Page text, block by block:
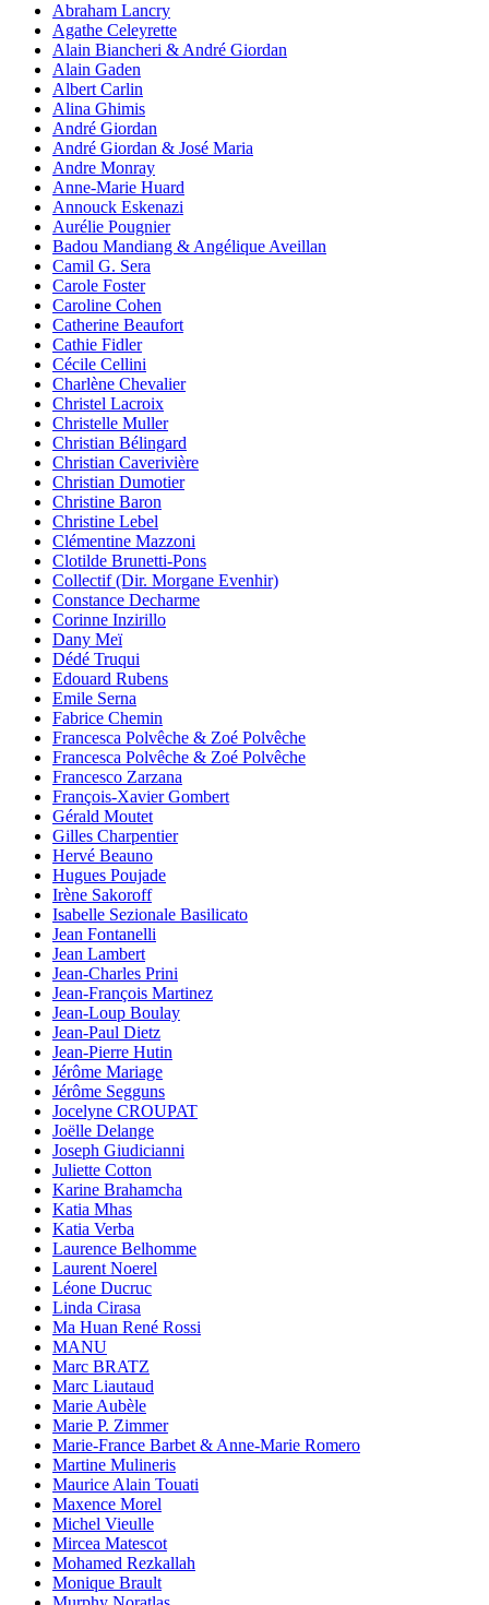
Abraham Lancry
Agathe Celeyrette
Alain Biancheri & André Giordan
Alain Gaden
Albert Carlin
Alina Ghimis
André Giordan
André Giordan & José Maria
Andre Monray
Anne-Marie Huard
Annouck Eskenazi
Aurélie Pougnier
Badou Mandiang & Angélique Aveillan
Camil G. Sera
Carole Foster
Caroline Cohen
Catherine Beaufort
Cathie Fidler
Cécile Cellini
Charlène Chevalier
Christel Lacroix
Christelle Muller
Christian Bélingard
Christian Caverivière
Christian Dumotier
Christine Baron
Christine Lebel
Clémentine Mazzoni
Clotilde Brunetti-Pons
Collectif (Dir. Morgane Evenhir)
Constance Decharme
Corinne Inzirillo
Dany Meï
Dédé Truqui
Edouard Rubens
Emile Serna
Fabrice Chemin
Francesca Polvêche & Zoé Polvêche
Francesca Polvêche & Zoé Polvêche
Francesco Zarzana
François-Xavier Gombert
Gérald Moutet
Gilles Charpentier
Hervé Beauno
Hugues Poujade
Irène Sakoroff
Isabelle Sezionale Basilicato
Jean Fontanelli
Jean Lambert
Jean-Charles Prini
Jean-François Martinez
Jean-Loup Boulay
Jean-Paul Dietz
Jean-Pierre Hutin
Jérôme Mariage
Jérôme Segguns
Jocelyne CROUPAT
Joëlle Delange
Joseph Giudicianni
Juliette Cotton
Karine Brahamcha
Katia Mhas
Katia Verba
Laurence Belhomme
Laurent Noerel
Léone Ducruc
Linda Cirasa
Ma Huan René Rossi
MANU
Marc BRATZ
Marc Liautaud
Marie Aubèle
Marie P. Zimmer
Marie-France Barbet & Anne-Marie Romero
Martine Mulineris
Maurice Alain Touati
Maxence Morel
Michel Vieulle
Mircea Matescot
Mohamed Rezkallah
Monique Brault